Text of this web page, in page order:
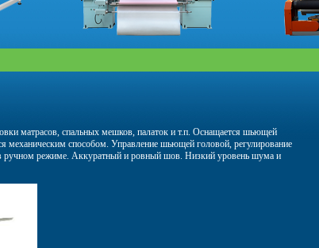
матрасов, спальных мешков, палаток и т.п. Оснащается шьющей
механическим способом. Управление шьющей головой, регулирование
ручном режиме. Аккуратный и ровный шов. Низкий уровень шума и